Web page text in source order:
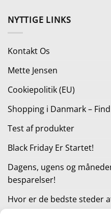
NYTTIGE LINKS
Kontakt Os
Mette Jensen
Cookiepolitik (EU)
Shopping i Danmark –
Test af produkter
Black Friday Er Startet!
Dagens, ugens og
besparelser!
Hvor er de bedste steder